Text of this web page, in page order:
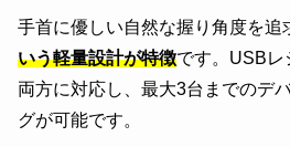
手首に優しい自然な握り角度を追
いう軽量設計が特徴です。USBレ
両方に対応し、最大3台までのデ
グが可能です。